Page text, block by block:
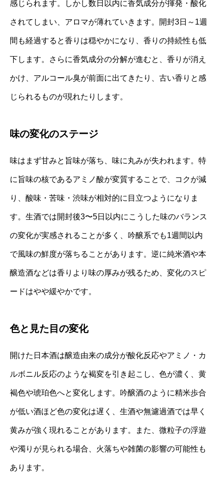
感じられます。しかし数日以内に香気成分が揮発・酸化
されてしまい、アロマが薄れていきます。開封3日～1週
間も経過すると香りは穏やかになり、香りの持続性も低
下します。さらに香気成分の分解が進むと、香りが消え
かけ、アルコール臭が前面に出てきたり、古い香りと感
じられるものが現れたりします。
味の変化のステージ
味はまず甘みと旨味が落ち、味に丸みが失われます。特
に旨味の核であるアミノ酸が変質することで、コクが減
り、酸味・苦味・渋味が相対的に目立つようになりま
す。生酒では開封後3〜5日以内にこうした味のバランス
の変化が実感されることが多く、吟醸系でも1週間以内
で風味の鮮度が落ちることがあります。逆に純米酒や本
醸造酒などは香りより味の厚みが残るため、変化のスピ
ードはやや緩やかです。
色と見た目の変化
開けた日本酒は醸造由来の成分が酸化反応やアミノ・カ
ルボニル反応のような褐変を引き起こし、色が濃く、黄
褐色や琥珀色へと変化します。吟醸酒のように精米歩合
が低い酒ほど色の変化は遅く、生酒や無濾過酒では早く
黄みが強く現れることがあります。また、微粒子の浮遊
や濁りが見られる場合、火落ちや雑菌の影響の可能性も
あります。